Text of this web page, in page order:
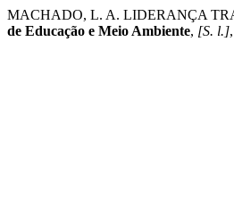
MACHADO, L. A. LIDERANÇA
de Educação e Meio Ambiente, [S. l.]